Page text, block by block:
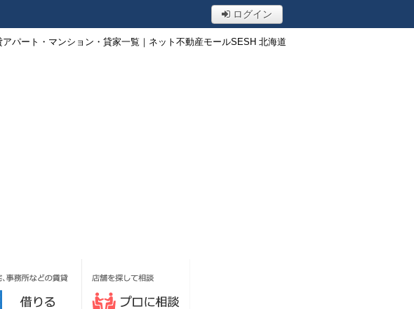
ログイン
パート・マンション・貸家一覧｜ネット不動産モールSESH 北海道